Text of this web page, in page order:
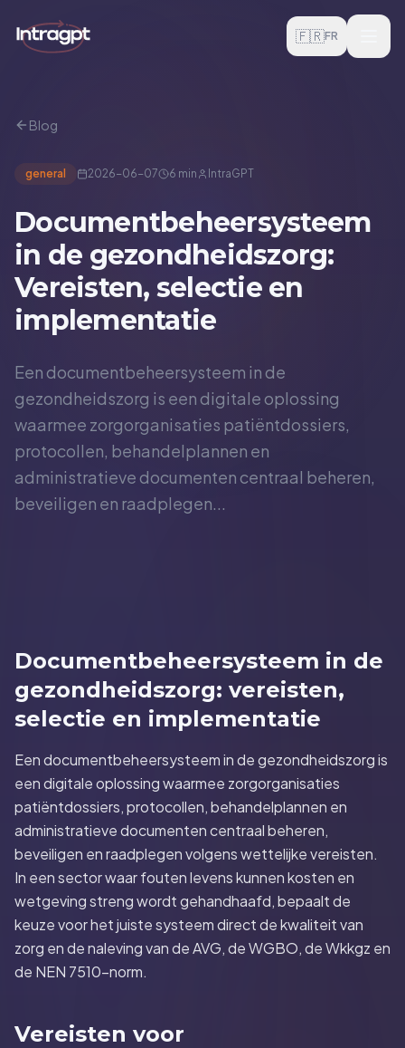
🇫🇷FR
Blog
general 2026-06-07 6 min IntraGPT
Documentbeheersysteem
in de gezondheidszorg:
Vereisten, selectie en
implementatie
Een documentbeheersysteem in de
gezondheidszorg is een digitale oplossing
waarmee zorgorganisaties patiëntdossiers,
protocollen, behandelplannen en
administratieve documenten centraal beheren,
beveiligen en raadplegen...
Documentbeheersysteem in de
gezondheidszorg: vereisten,
selectie en implementatie
Een documentbeheersysteem in de gezondheidszorg is
een digitale oplossing waarmee zorgorganisaties
patiëntdossiers, protocollen, behandelplannen en
administratieve documenten centraal beheren,
beveiligen en raadplegen volgens wettelijke vereisten.
In een sector waar fouten levens kunnen kosten en
wetgeving streng wordt gehandhaafd, bepaalt de
keuze voor het juiste systeem direct de kwaliteit van
zorg en de naleving van de AVG, de WGBO, de Wkkgz en
de NEN 7510-norm.
Vereisten voor